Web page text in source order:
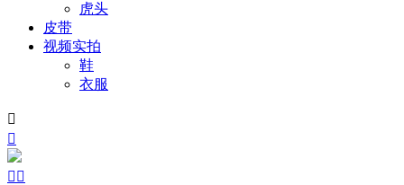
虎头
皮带
视频实拍
鞋
衣服


 